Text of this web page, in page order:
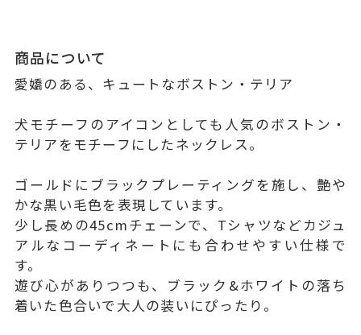
商品について
愛嬌のある、キュートなボストン・テリア
犬モチーフのアイコンとしても人気のボストン・
テリアをモチーフにしたネックレス。
ゴールドにブラックプレーティングを施し、艶や
かな黒い毛色を表現しています。
少し長めの45cmチェーンで、Tシャツなどカジュ
アルなコーディネートにも合わせやすい仕様で
す。
遊び心がありつつも、ブラック&ホワイトの落ち
着いた色合いで大人の装いにぴったり。